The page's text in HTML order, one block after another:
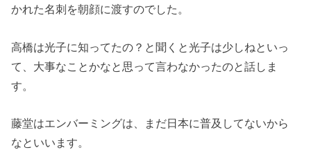
かれた名刺 を朝顔に渡すのでした。
高橋は光子に知ってたの？と聞くと光子は少しねといっ
て、 大事なことかなと思って言わなかったのと話しま
す。
藤堂はエンバーミングは、
まだ日本に普及してないから
なといいます。